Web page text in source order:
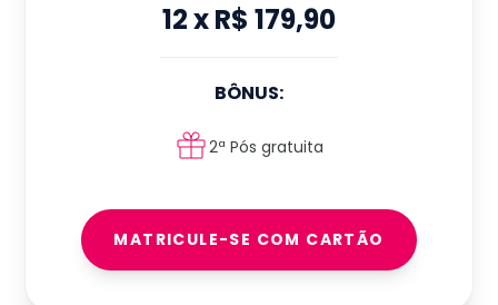
12xR$ 179,90
BÔNUS:
2ª Pós gratuita
MATRICULE-SE COM CARTÃO